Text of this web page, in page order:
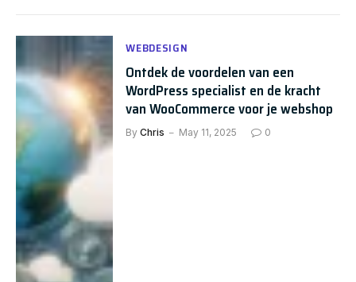
WEBDESIGN
Ontdek de voordelen van een
WordPress specialist en de kracht
van WooCommerce voor je webshop
By Chris May 11, 2025 0